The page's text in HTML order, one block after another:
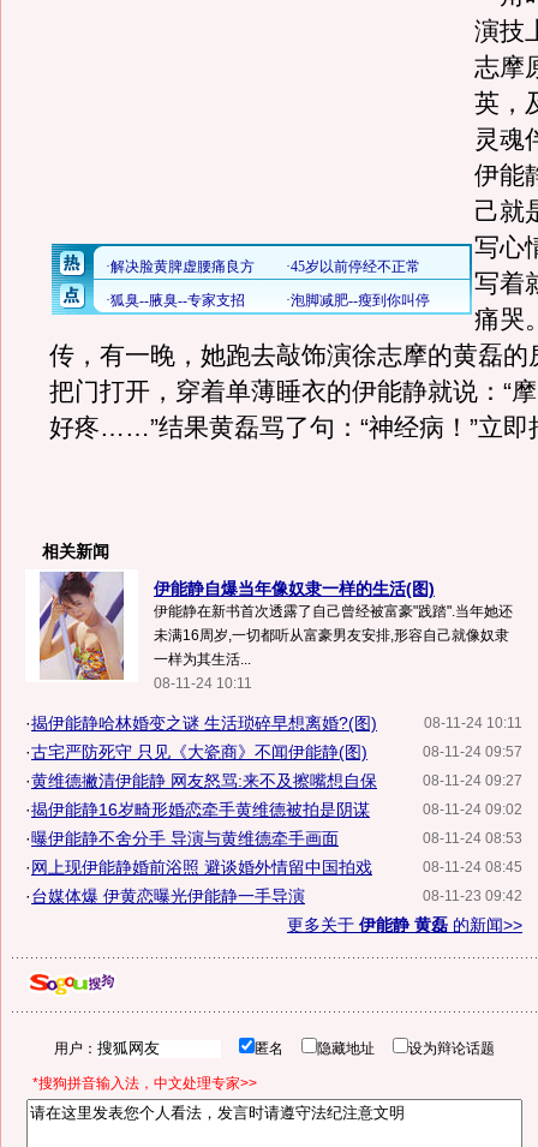
演技
志摩
英，
灵魂
伊能
己就
写心
写着
痛哭
传，有一晚，她跑去敲饰演徐志摩的黄磊的
把门打开，穿着单薄睡衣的伊能静就说：“
好疼……”结果黄磊骂了句：“神经病！”立即
相关新闻
伊能静自爆当年像奴隶一样的生活(图)
伊能静在新书首次透露了自己曾经被富豪"践踏".当年她还
未满16周岁,一切都听从富豪男友安排,形容自己就像奴隶
一样为其生活...
08-11-24 10:11
08-11-24 10:11
·揭伊能静哈林婚变之谜 生活琐碎早想离婚?(图)
08-11-24 09:57
·古宅严防死守 只见《大瓷商》不闻伊能静(图)
08-11-24 09:27
·黄维德撇清伊能静 网友怒骂:来不及擦嘴想自保
08-11-24 09:02
·揭伊能静16岁畸形婚恋牵手黄维德被拍是阴谋
08-11-24 08:53
·曝伊能静不舍分手 导演与黄维德牵手画面
08-11-24 08:45
·网上现伊能静婚前浴照 避谈婚外情留中国拍戏
08-11-23 09:42
·台媒体爆 伊黄恋曝光伊能静一手导演
更多关于 伊能静 黄磊 的新闻>>
用户： 匿名 隐藏地址 设为辩论话题
*搜狗拼音输入法，中文处理专家>>